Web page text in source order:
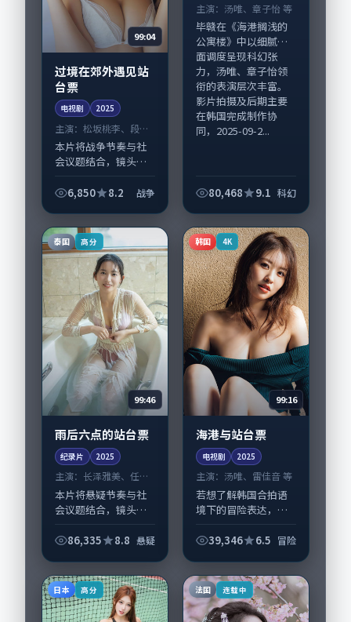
99:04
过境在郊外遇见站
台票
电视剧 2025
主演： 松坂桃李、段奕
宏 等
本片将战争节奏与社
会议题结合，镜头语
《过境在郊外遇见站
纲主线；取景与声音
设计凸显新加坡城市
6,850 8.2 战争
主演： 汤唯、章子怡 等
毕赣在《海港搁浅的
公寓楼》中以细腻场
面调度呈现科幻张
力，汤唯、章子怡领
衔的表演层次丰富。
影片拍摄及后期主要
在韩国完成制作协
同，2025-09-2...
80,468 9.1 科幻
泰国 高分
99:46
雨后六点的站台票
纪录片 2025
主演： 长泽雅美、任素
汐 等
本片将悬疑节奏与社
会议题结合，镜头语
《雨后六点的站台
纲主线；取景与声音
设计凸显泰国城市质
感，...
86,335 8.8 悬疑
韩国 4K
99:16
海港与站台票
电视剧 2025
主演： 汤唯、雷佳音 等
若想了解韩国合拍语
境下的冒险表达，
得关注：剧情侧重人
与配角群戏并重。影
片2025年面世后在...
39,346 6.5 冒险
日本 高分 法国 连载中